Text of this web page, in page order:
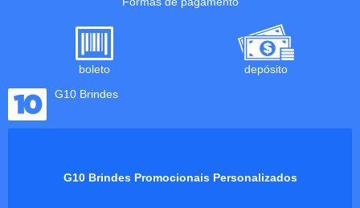
boleto
depósito
G10 Brindes
G10 Brindes Promocionais Personalizados